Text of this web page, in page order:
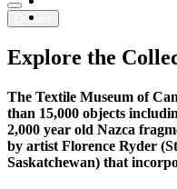
Youtube
Donate
Explore the
The Textile Museum of
than 15,000 objects
2,000 year old Nazca
by artist Florence Ryder
Saskatchewan) that